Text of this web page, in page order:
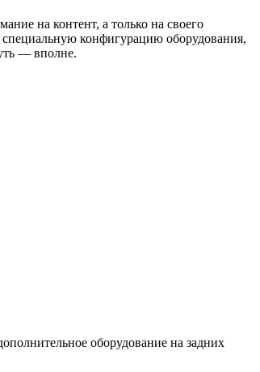
на контент, а только на своего
специальную конфигурацию оборудования,
— вполне.
оборудование на задних